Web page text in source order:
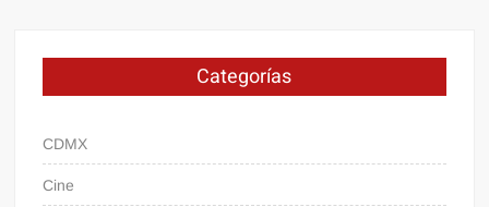
Categorías
CDMX
Cine